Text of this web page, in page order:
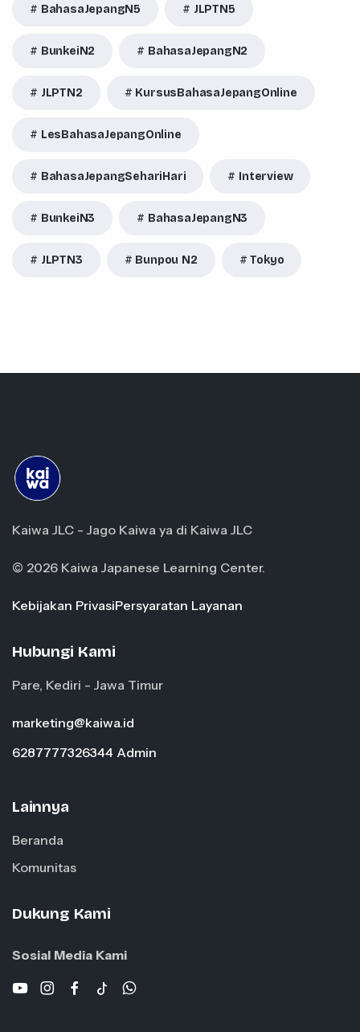
BahasaJepangN5 JLPTN5
BunkeiN2 BahasaJepangN2
JLPTN2 KursusBahasaJepangOnline
LesBahasaJepangOnline
BahasaJepangSehariHari Interview
BunkeiN3 BahasaJepangN3
JLPTN3 Bunpou N2 Tokyo
Kaiwa JLC - Jago Kaiwa ya di Kaiwa JLC
© 2026 Kaiwa Japanese Learning Center.
Kebijakan PrivasiPersyaratan Layanan
Hubungi Kami
Pare, Kediri - Jawa Timur
marketing@kaiwa.id
6287777326344 Admin
Lainnya
Beranda
Komunitas
Dukung Kami
Sosial Media Kami